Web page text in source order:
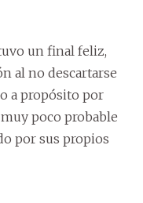
un final feliz,
al no descartarse
a propósito por
poco probable
por sus propios